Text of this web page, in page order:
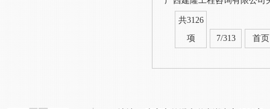
共3126
项
7/313 首页